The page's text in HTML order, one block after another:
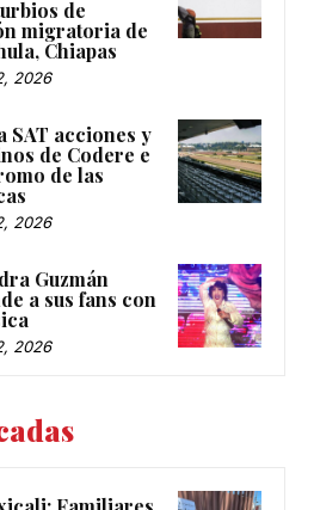
de
migratoria de
Chiapas
2026
SAT acciones y
de Codere e
de las
2026
Guzmán
a sus fans con
2026